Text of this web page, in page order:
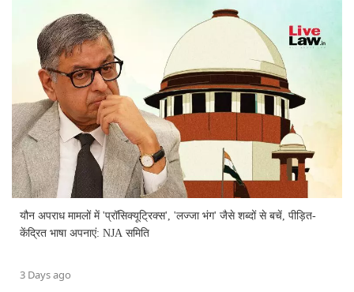
यौन अपराध मामलों में 'प्रॉसिक्यूट्रिक्स', 'लज्जा भंग' जैसे शब्दों से बचें, पीड़ित-
केंद्रित भाषा अपनाएं: NJA समिति
3 Days ago